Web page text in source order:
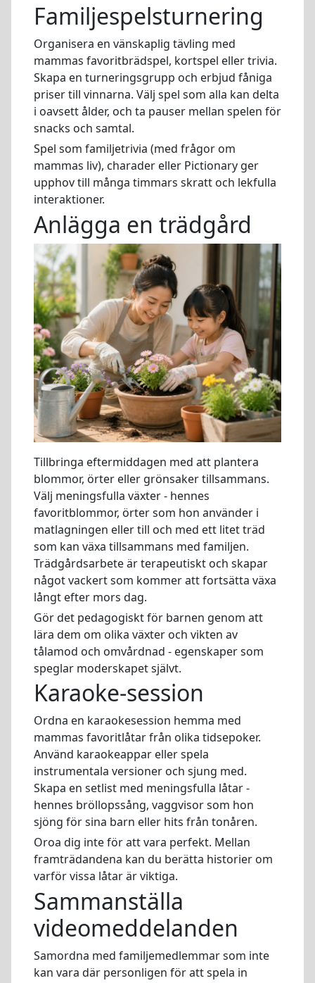
Familjespelsturnering
Organisera en vänskaplig tävling med
mammas favoritbrädspel, kortspel eller trivia.
Skapa en turneringsgrupp och erbjud fåniga
priser till vinnarna. Välj spel som alla kan delta
i oavsett ålder, och ta pauser mellan spelen för
snacks och samtal.
Spel som familjetrivia (med frågor om
mammas liv), charader eller Pictionary ger
upphov till många timmars skratt och lekfulla
interaktioner.
Anlägga en trädgård
Tillbringa eftermiddagen med att plantera
blommor, örter eller grönsaker tillsammans.
Välj meningsfulla växter - hennes
favoritblommor, örter som hon använder i
matlagningen eller till och med ett litet träd
som kan växa tillsammans med familjen.
Trädgårdsarbete är terapeutiskt och skapar
något vackert som kommer att fortsätta växa
långt efter mors dag.
Gör det pedagogiskt för barnen genom att
lära dem om olika växter och vikten av
tålamod och omvårdnad - egenskaper som
speglar moderskapet självt.
Karaoke-session
Ordna en karaokesession hemma med
mammas favoritlåtar från olika tidsepoker.
Använd karaokeappar eller spela
instrumentala versioner och sjung med.
Skapa en setlist med meningsfulla låtar -
hennes bröllopssång, vaggvisor som hon
sjöng för sina barn eller hits från tonåren.
Oroa dig inte för att vara perfekt. Mellan
framträdandena kan du berätta historier om
varför vissa låtar är viktiga.
Sammanställa
videomeddelanden
Samordna med familjemedlemmar som inte
kan vara där personligen för att spela in